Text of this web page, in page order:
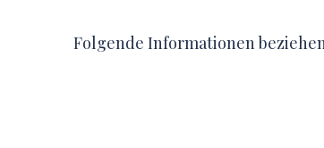
Folgende Informationen